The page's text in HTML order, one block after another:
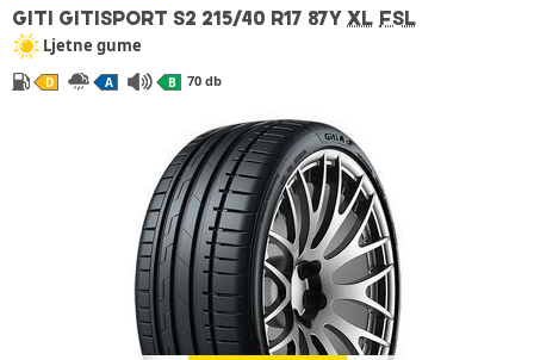
GITI GITISPORT S2 215/40 R17 87Y XL FSL
Ljetne gume
D A B 70 db